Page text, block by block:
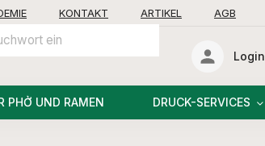
KONTAKT ARTIKEL AGB
Login
PHỞ UND RAMEN DRUCK-SERVICES